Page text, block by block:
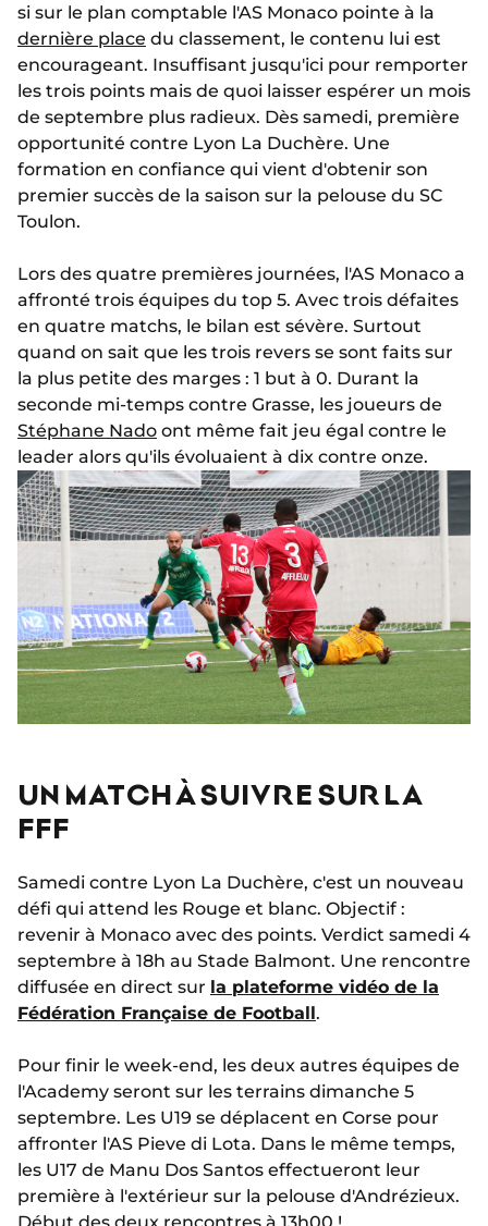
si sur le plan comptable l'AS Monaco pointe à la
dernière place du classement, le contenu lui est
encourageant. Insuffisant jusqu'ici pour remporter
les trois points mais de quoi laisser espérer un mois
de septembre plus radieux. Dès samedi, première
opportunité contre Lyon La Duchère. Une
formation en confiance qui vient d'obtenir son
premier succès de la saison sur la pelouse du SC
Toulon.
Lors des quatre premières journées, l'AS Monaco a
affronté trois équipes du top 5. Avec trois défaites
en quatre matchs, le bilan est sévère. Surtout
quand on sait que les trois revers se sont faits sur
la plus petite des marges : 1 but à 0. Durant la
seconde mi-temps contre Grasse, les joueurs de
Stéphane Nado ont même fait jeu égal contre le
leader alors qu'ils évoluaient à dix contre onze.
UN MATCH À SUIVRE SUR LA
FFF
Samedi contre Lyon La Duchère, c'est un nouveau
défi qui attend les Rouge et blanc. Objectif :
revenir à Monaco avec des points. Verdict samedi 4
septembre à 18h au Stade Balmont. Une rencontre
diffusée en direct sur la plateforme vidéo de la
Fédération Française de Football.
Pour finir le week-end, les deux autres équipes de
l'Academy seront sur les terrains dimanche 5
septembre. Les U19 se déplacent en Corse pour
affronter l'AS Pieve di Lota. Dans le même temps,
les U17 de Manu Dos Santos effectueront leur
première à l'extérieur sur la pelouse d'Andrézieux.